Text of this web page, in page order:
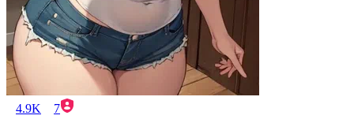
4.9K 7